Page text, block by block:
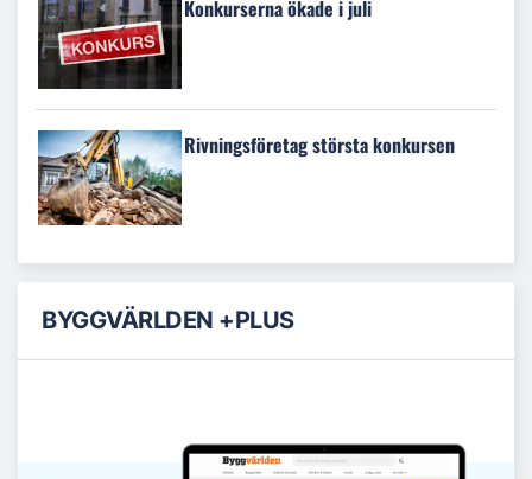
Konkurserna ökade i juli
Rivningsföretag största konkursen
BYGGVÄRLDEN +PLUS